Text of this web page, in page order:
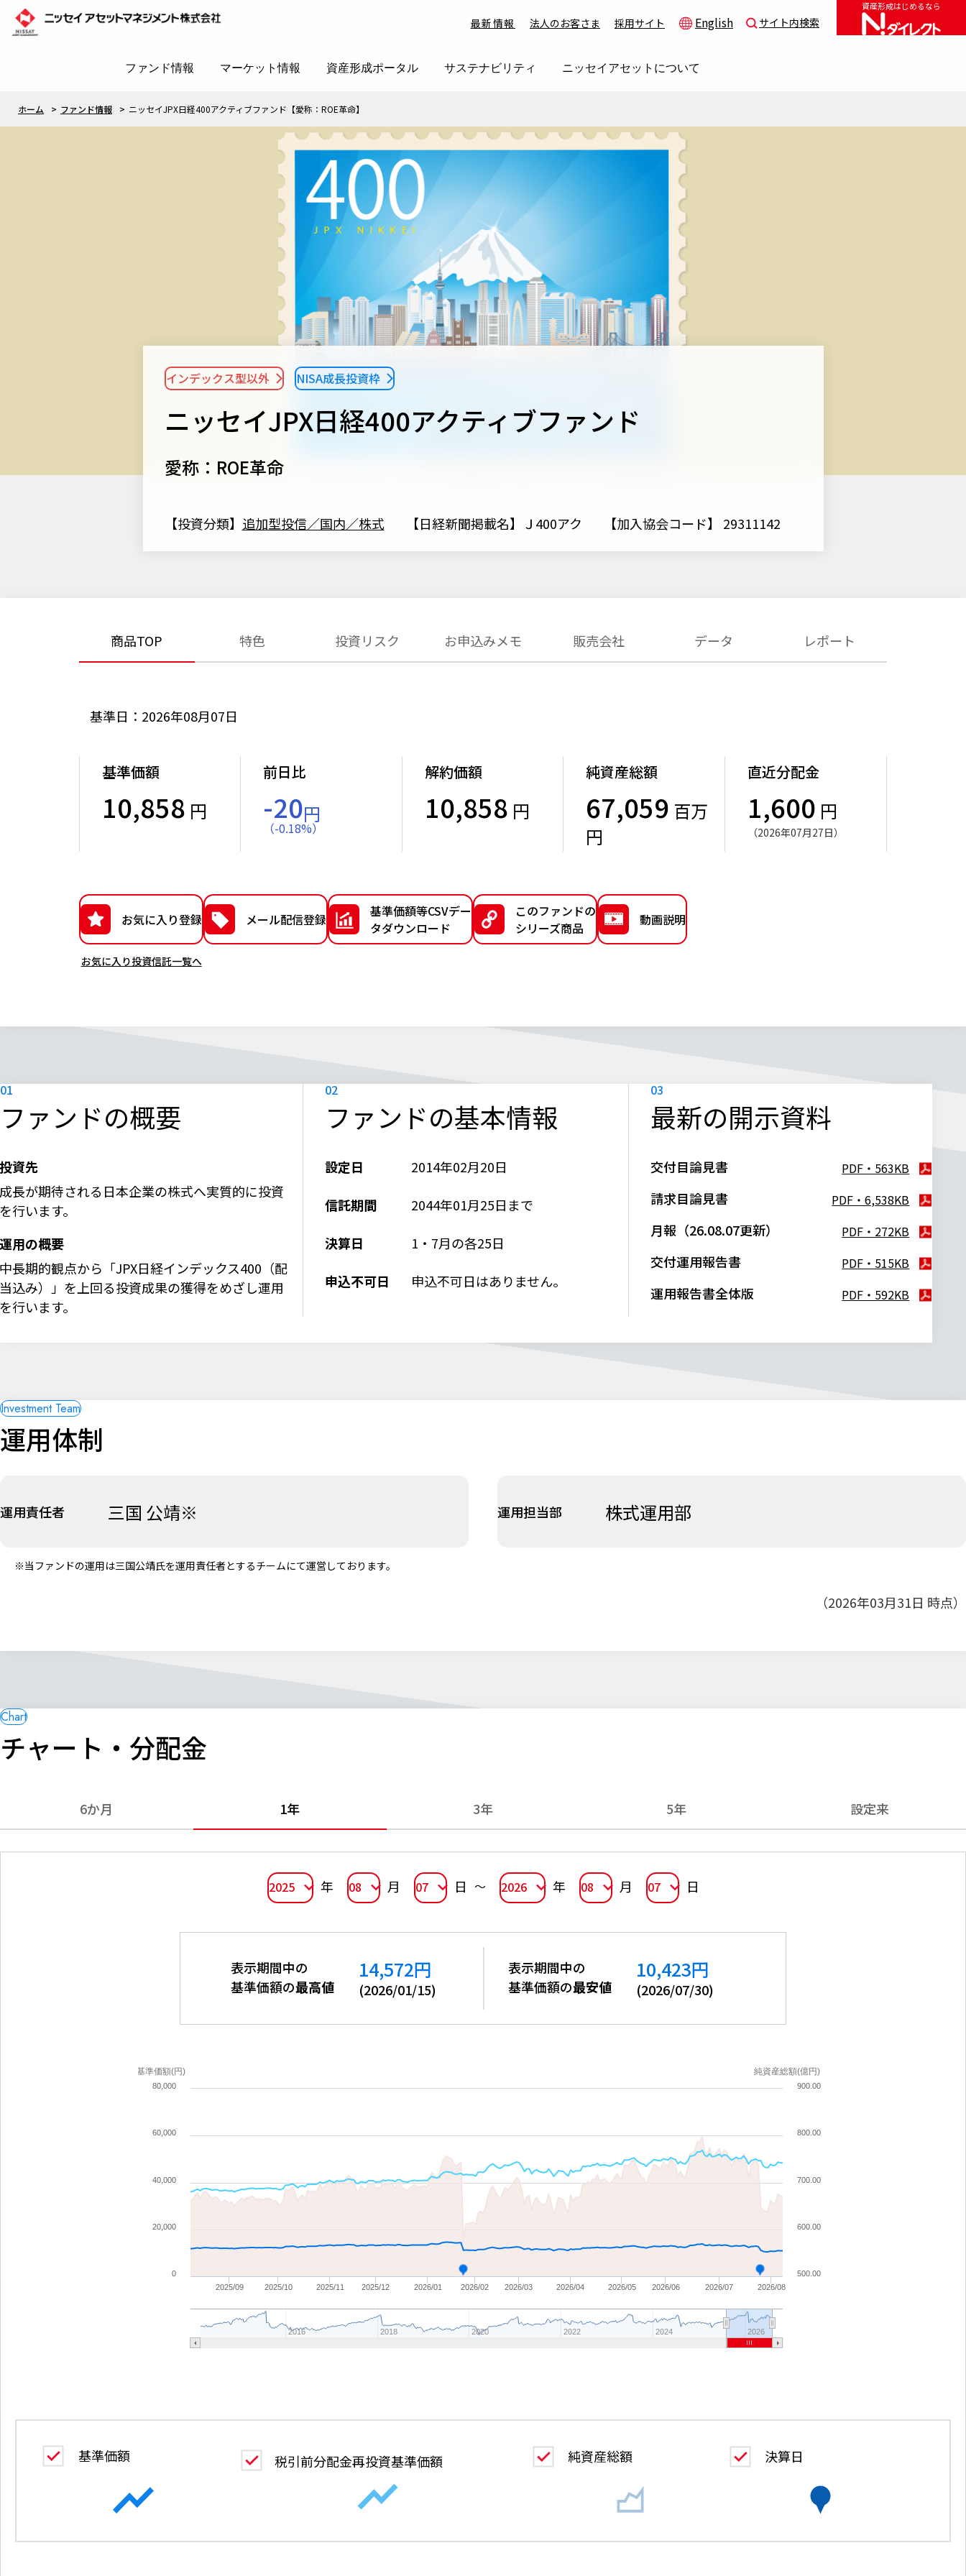
最新情報 法人のお客さま 採用サイト English サイト内検索
ファンド情報 マーケット情報 資産形成ポータル サステナビリティ ニッセイアセットについて
資産形成はじめるなら
ホーム ファンド情報 ニッセイJPX日経400アクティブファンド【愛称：ROE革命】
ニッセイJPX日経400アクティブファンド
愛称：ROE革命
インデックス型以外 NISA成長投資枠
【投資分類】 追加型投信／国内／株式 【日経新聞掲載名】Ｊ400アク 【加入協会コード】 29311142
商品TOP 特色 投資リスク お申込みメモ 販売会社 データ レポート
基準日：2026年08月07日
基準価額
10,858 円
前日比
-20円
（-0.18%）
解約価額
10,858 円
純資産総額
67,059 百万
円
直近分配金
1,600 円
（2026年07月27日）
お気に入り登録
お気に入り投資信託一覧へ
メール配信登録
基準価額等CSVデー
タダウンロード
このファンドの
シリーズ商品
動画説明
ファンドの概要
投資先
成長が期待される日本企業の株式へ実質的に投資
を行います。
運用の概要
中長期的観点から「JPX日経インデックス400（配
当込み）」を上回る投資成果の獲得をめざし運用
を行います。
ファンドの基本情報
設定日 2014年02月20日
信託期間 2044年01月25日まで
決算日 1・7月の各25日
申込不可日 申込不可日はありません。
最新の開示資料
交付目論見書 PDF・563KB
請求目論見書 PDF・6,538KB
月報（26.08.07更新） PDF・272KB
交付運用報告書 PDF・515KB
運用報告書全体版 PDF・592KB
運用体制
運用責任者 三国 公靖※ 運用担当部 株式運用部
※当ファンドの運用は三国公靖氏を運用責任者とするチームにて運営しております。
（2026年03月31日 時点）
チャート・分配金
6か月 1年 3年 5年 設定来
2025 年 08 月 07 日 2026 年 08 月 07 日
表示期間中の
基準価額の最高値
14,572円
(2026/01/15)
表示期間中の
基準価額の最安値
10,423円
(2026/07/30)
基準価額(円) 純資産総額(億円)
2025/09 2025/10 2025/11 2025/12 2026/01 2026/02 2026/03 2026/04 2026/05 2026/06 2026/07 2026/08
2016 2018 2020 2022 2024 2026
0
20,000
40,000
60,000
80,000
500.00
600.00
700.00
800.00
900.00
基準価額 税引前分配金再投資基準価額 純資産総額 決算日